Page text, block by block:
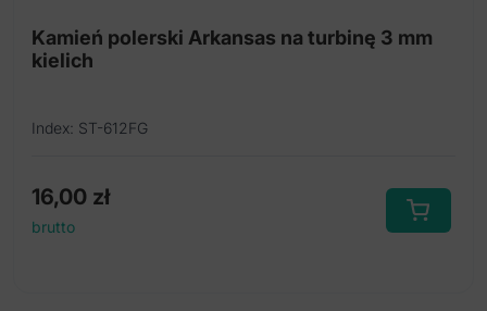
Kamień polerski Arkansas na turbinę 3 mm
kielich
Index: ST-612FG
16,00 zł
brutto